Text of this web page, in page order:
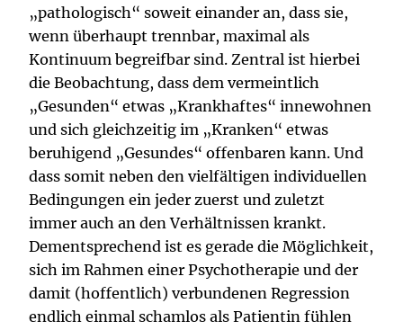
„pathologisch“ soweit einander an, dass sie,
wenn überhaupt trennbar, maximal als
Kontinuum begreifbar sind. Zentral ist hierbei
die Beobachtung, dass dem vermeintlich
„Gesunden“ etwas „Krankhaftes“ innewohnen
und sich gleichzeitig im „Kranken“ etwas
beruhigend „Gesundes“ offenbaren kann. Und
dass somit neben den vielfältigen individuellen
Bedingungen ein jeder zuerst und zuletzt
immer auch an den Verhältnissen krankt.
Dementsprechend ist es gerade die Möglichkeit,
sich im Rahmen einer Psychotherapie und der
damit (hoffentlich) verbundenen Regression
endlich einmal schamlos als Patientin fühlen